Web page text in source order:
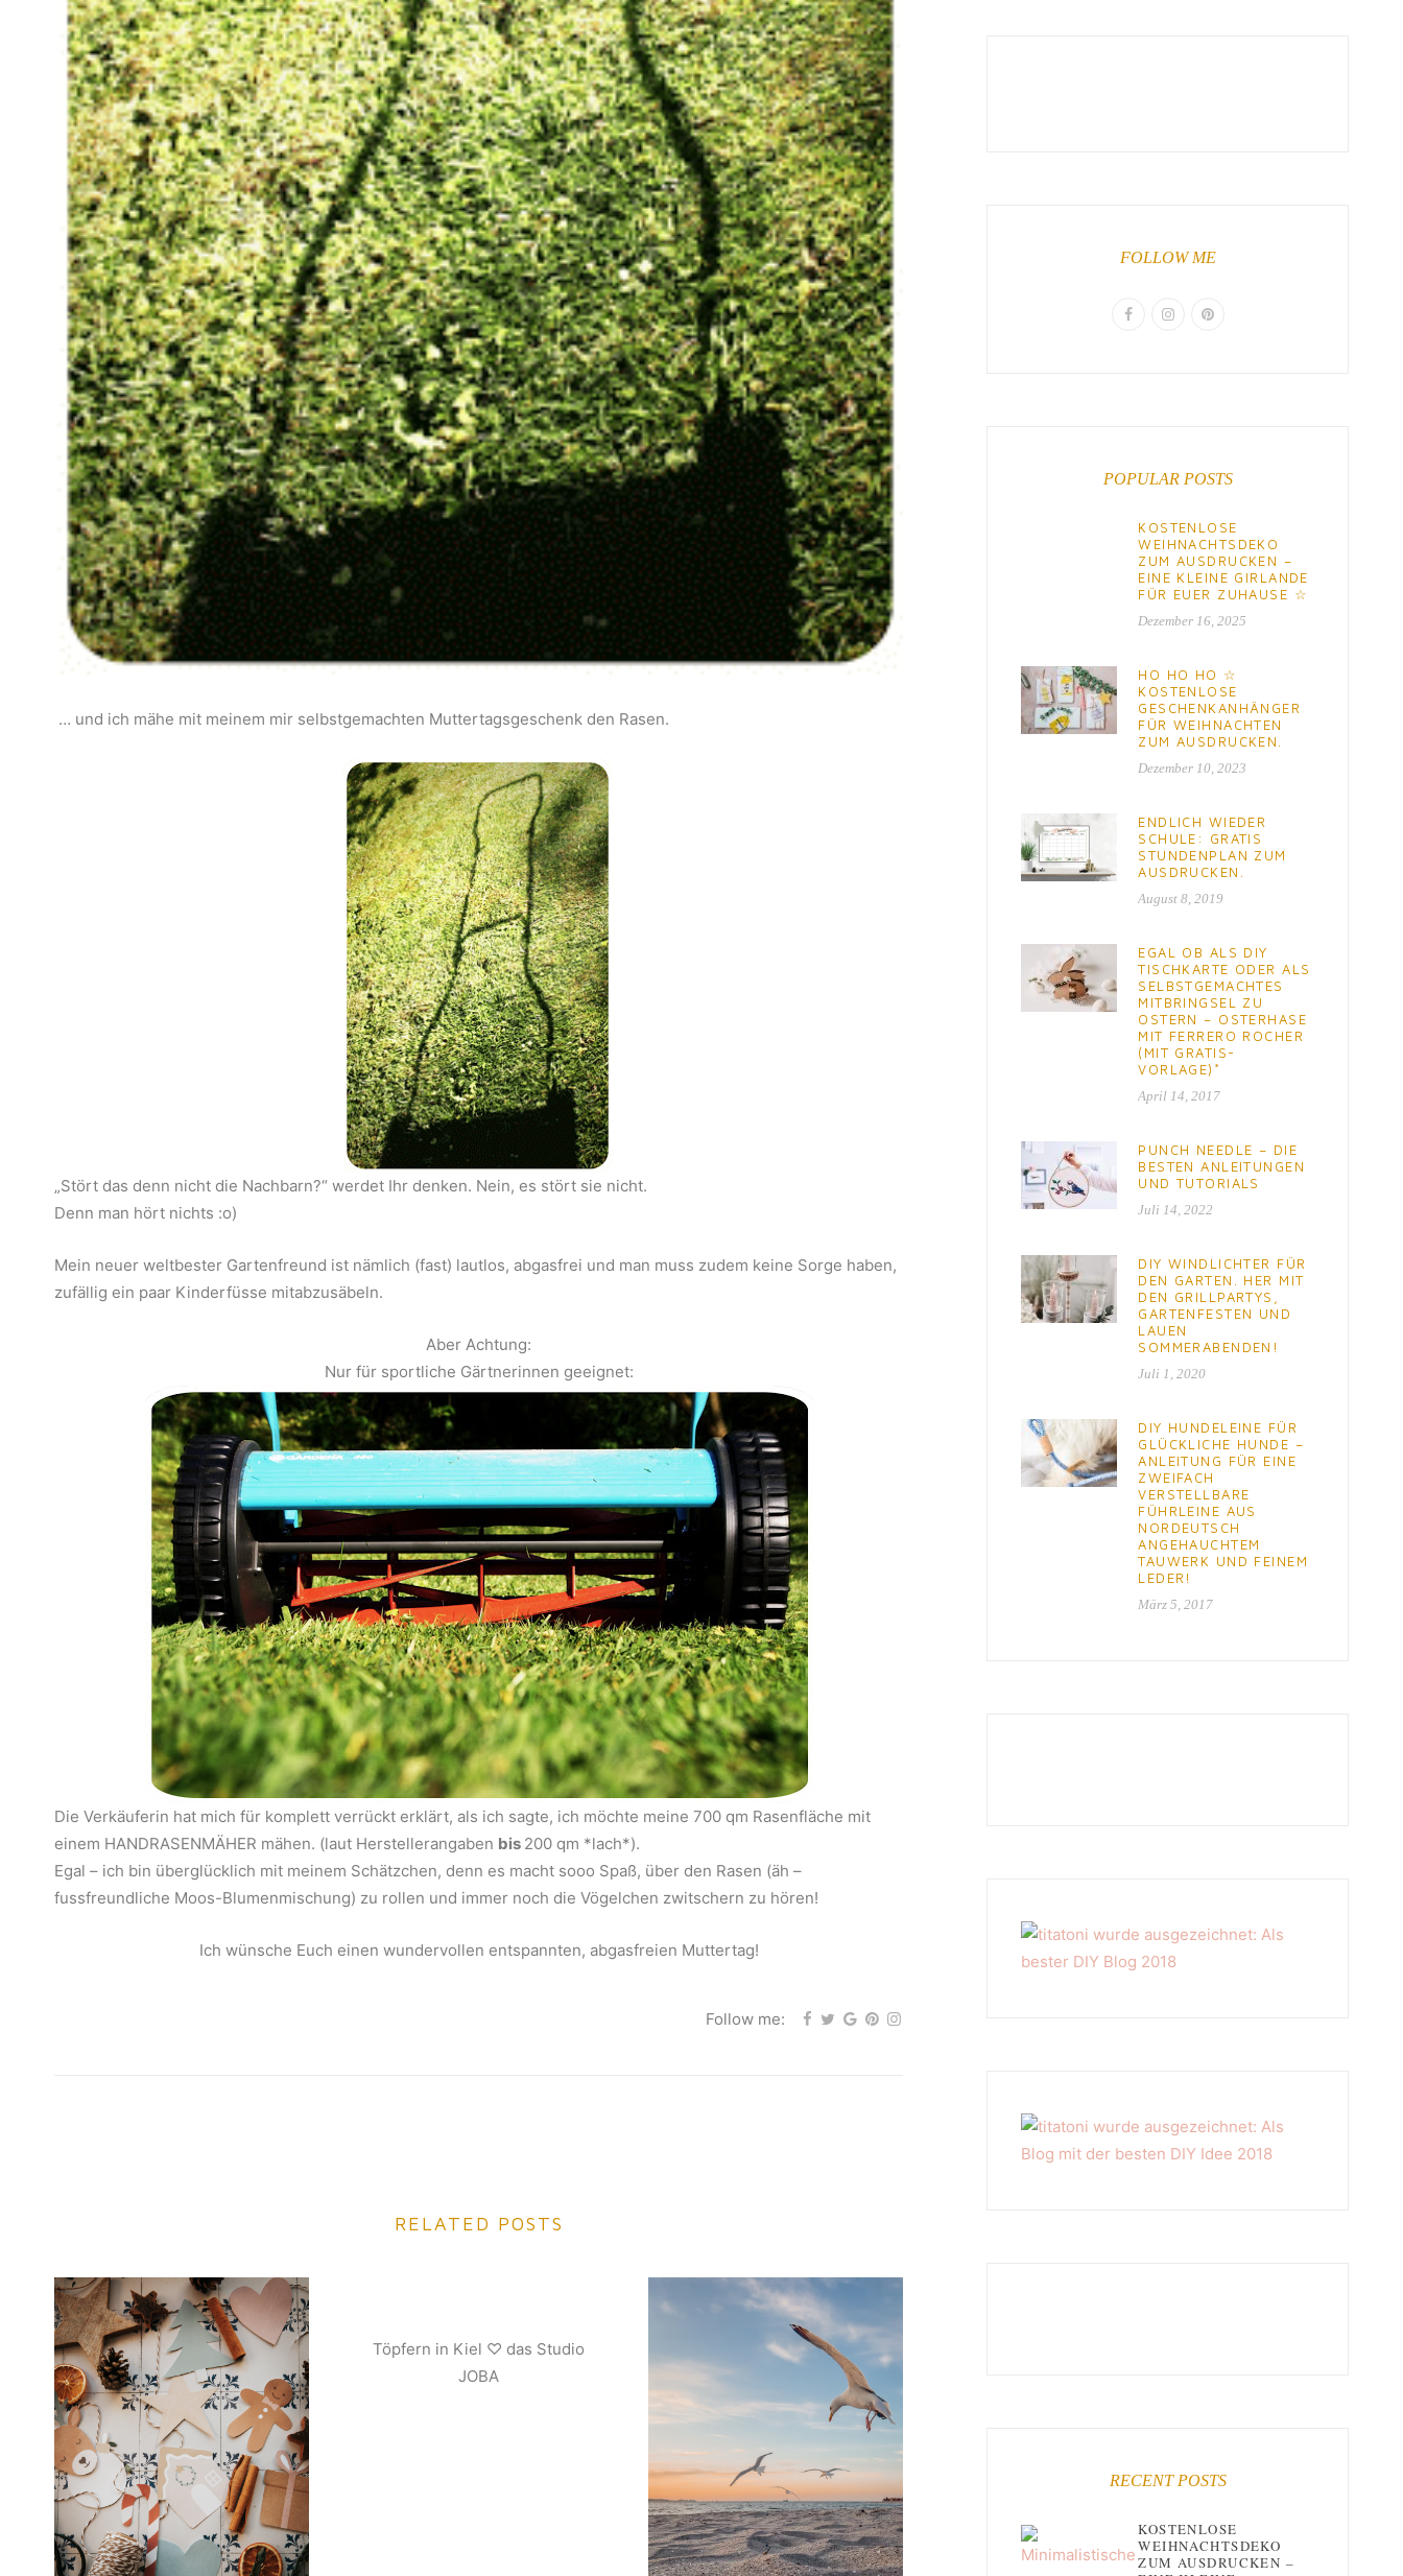
… und ich mähe mit meinem mir selbstgemachten Muttertagsgeschenk den Rasen.
„Stört das denn nicht die Nachbarn?“ werdet Ihr denken. Nein, es stört sie nicht.
Denn man hört nichts :o)
Mein neuer weltbester Gartenfreund ist nämlich (fast) lautlos, abgasfrei und man muss zudem keine Sorge haben,
zufällig ein paar Kinderfüsse mitabzusäbeln.
Aber Achtung:
Nur für sportliche Gärtnerinnen geeignet:
Die Verkäuferin hat mich für komplett verrückt erklärt, als ich sagte, ich möchte meine 700 qm Rasenfläche mit
einem HANDRASENMÄHER mähen. (laut Herstellerangaben bis 200 qm *lach*).
Egal – ich bin überglücklich mit meinem Schätzchen, denn es macht sooo Spaß, über den Rasen (äh –
fussfreundliche Moos-Blumenmischung) zu rollen und immer noch die Vögelchen zwitschern zu hören!
Ich wünsche Euch einen wundervollen entspannten, abgasfreien Muttertag!
Follow me:
RELATED POSTS
Töpfern in Kiel ♡ das Studio
JOBA
FOLLOW ME
POPULAR POSTS
KOSTENLOSE
WEIHNACHTSDEKO
ZUM AUSDRUCKEN –
EINE KLEINE GIRLANDE
FÜR EUER ZUHAUSE ☆
Dezember 16, 2025
HO HO HO ☆
KOSTENLOSE
GESCHENKANHÄNGER
FÜR WEIHNACHTEN
ZUM AUSDRUCKEN.
Dezember 10, 2023
ENDLICH WIEDER
SCHULE: GRATIS
STUNDENPLAN ZUM
AUSDRUCKEN.
August 8, 2019
EGAL OB ALS DIY
TISCHKARTE ODER ALS
SELBSTGEMACHTES
MITBRINGSEL ZU
OSTERN – OSTERHASE
MIT FERRERO ROCHER
(MIT GRATIS-
VORLAGE)*
April 14, 2017
PUNCH NEEDLE – DIE
BESTEN ANLEITUNGEN
UND TUTORIALS
Juli 14, 2022
DIY WINDLICHTER FÜR
DEN GARTEN. HER MIT
DEN GRILLPARTYS,
GARTENFESTEN UND
LAUEN
SOMMERABENDEN!
Juli 1, 2020
DIY HUNDELEINE FÜR
GLÜCKLICHE HUNDE –
ANLEITUNG FÜR EINE
ZWEIFACH
VERSTELLBARE
FÜHRLEINE AUS
NORDEUTSCH
ANGEHAUCHTEM
TAUWERK UND FEINEM
LEDER!
März 5, 2017
RECENT POSTS
KOSTENLOSE
WEIHNACHTSDEKO
ZUM AUSDRUCKEN –